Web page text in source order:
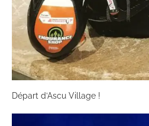
Départ d’Ascu Village !